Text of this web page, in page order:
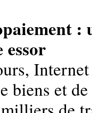
:
essor
biens et